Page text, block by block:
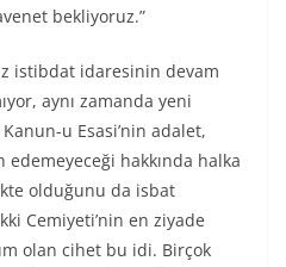
bekliyoruz.”
istibdat idaresinin devam
aynı zamanda yeni
u Esasi’nin adalet,
hakkında halka
olduğunu da isbat
Cemiyeti’nin en ziyade
olan cihet bu idi. Birçok